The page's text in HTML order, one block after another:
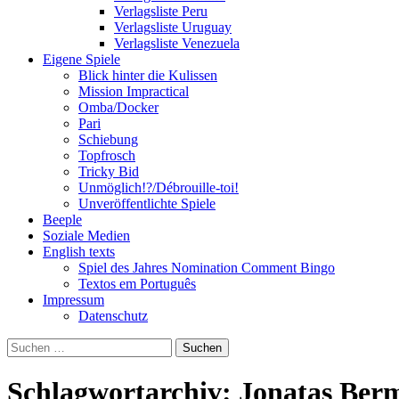
Verlagsliste Peru
Verlagsliste Uruguay
Verlagsliste Venezuela
Eigene Spiele
Blick hinter die Kulissen
Mission Impractical
Omba/Docker
Pari
Schiebung
Topfrosch
Tricky Bid
Unmöglich!?/Débrouille-toi!
Unveröffentlichte Spiele
Beeple
Soziale Medien
English texts
Spiel des Jahres Nomination Comment Bingo
Textos em Português
Impressum
Datenschutz
Suchen
nach:
Schlagwortarchiv: Jonatas